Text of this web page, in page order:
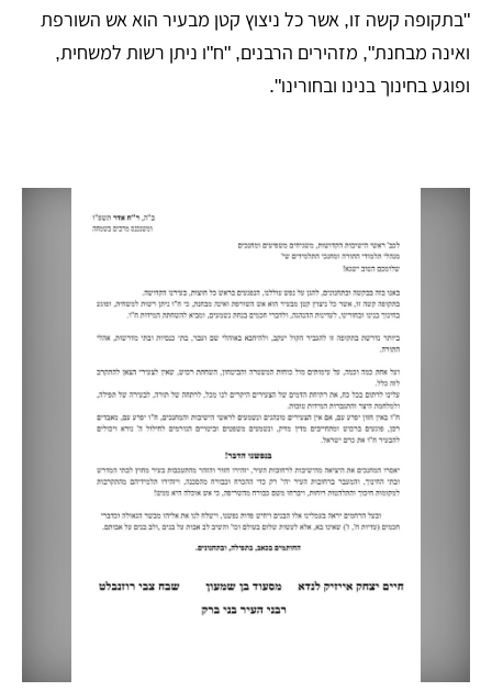
"בתקופה קשה זו, אשר כל ניצוץ קטן מבעיר הוא אש השורפת
ואינה מבחנת", מזהירים הרבנים, "ח"ו ניתן רשות למשחית,
ופוגע בחינוך בנינו ובחורינו".